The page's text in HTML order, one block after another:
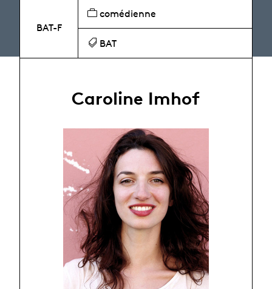
BAT-F
comédienne
BAT
Caroline Imhof